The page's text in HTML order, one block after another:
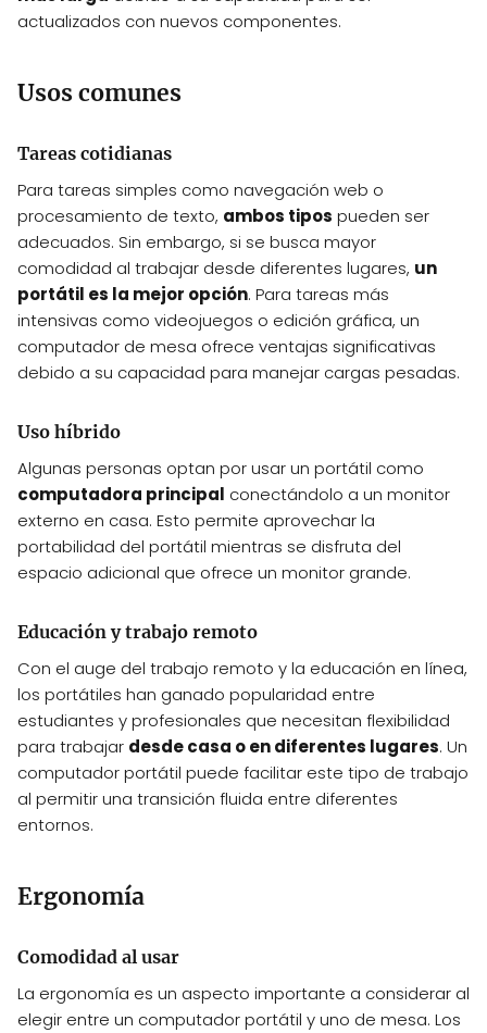
actualizados con nuevos componentes.
Usos comunes
Tareas cotidianas
Para tareas simples como navegación web o
procesamiento de texto, ambos tipos pueden ser
adecuados. Sin embargo, si se busca mayor
comodidad al trabajar desde diferentes lugares, un
portátil es la mejor opción. Para tareas más
intensivas como videojuegos o edición gráfica, un
computador de mesa ofrece ventajas significativas
debido a su capacidad para manejar cargas pesadas.
Uso híbrido
Algunas personas optan por usar un portátil como
computadora principal conectándolo a un monitor
externo en casa. Esto permite aprovechar la
portabilidad del portátil mientras se disfruta del
espacio adicional que ofrece un monitor grande.
Educación y trabajo remoto
Con el auge del trabajo remoto y la educación en línea,
los portátiles han ganado popularidad entre
estudiantes y profesionales que necesitan flexibilidad
para trabajar desde casa o en diferentes lugares. Un
computador portátil puede facilitar este tipo de trabajo
al permitir una transición fluida entre diferentes
entornos.
Ergonomía
Comodidad al usar
La ergonomía es un aspecto importante a considerar al
elegir entre un computador portátil y uno de mesa. Los